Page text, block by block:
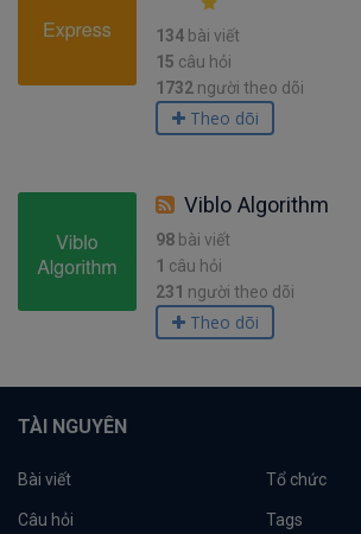
134 bài viết
15 câu hỏi
1732 người theo dõi
Theo dõi
Viblo Algorithm
98 bài viết
1 câu hỏi
231 người theo dõi
Theo dõi
TÀI NGUYÊN
Bài viết Tổ chức
Câu hỏi Tags